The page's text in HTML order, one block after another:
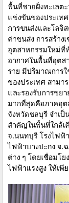
พื้นที่ชายฝั่งทะเลต
แข่งขันของประเท
การขนส่งและโลจิ
ค่าขนส่ง การสร้าง
อุตสาหกรรมใหม่ที่
อากาศในพื้นที่อุต
ราย มีปริมาณการ
ของประเทศ สามา
และรองรับการขย
มากที่สุดคือภาคอุ
จังหวัดชลบุรี จำเ
สำคัญในพื้นที่ใกล้เ
จ.นนทบุรี โรงไ
ไฟฟ้าบางปะกง จ.
ต่าง ๆ โดยเชื่อมโ
ไฟฟ้าแรงสูง ให้เพี